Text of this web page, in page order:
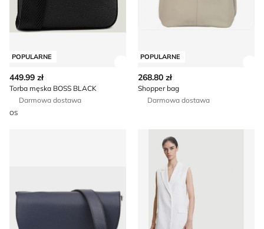
POPULARNE
449.99 zł
Torba męska BOSS BLACK
Darmowa dostawa
OS
POPULARNE
268.80 zł
Shopper bag
Darmowa dostawa
Aldo - Shopper bag na